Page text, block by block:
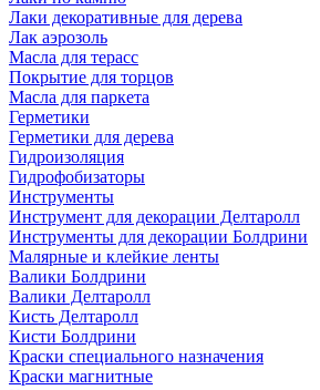
Лаки декоративные для дерева
Лак аэрозоль
Масла для терасс
Покрытие для торцов
Масла для паркета
Герметики
Герметики для дерева
Гидроизоляция
Гидрофобизаторы
Инструменты
Инструмент для декорации Делтаролл
Инструменты для декорации Болдрини
Малярные и клейкие ленты
Валики Болдрини
Валики Делтаролл
Кисть Делтаролл
Кисти Болдрини
Краски специального назначения
Краски магнитные